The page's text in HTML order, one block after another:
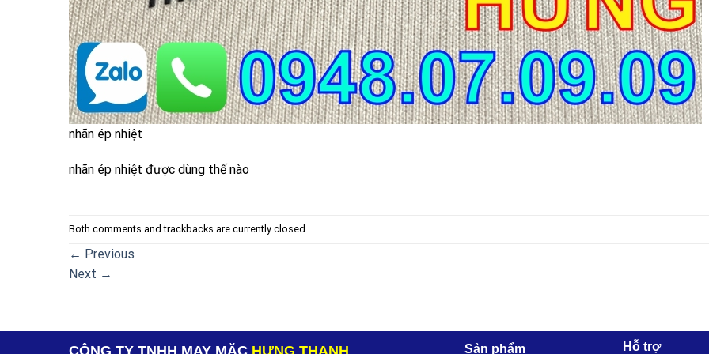
nhãn ép nhiệt
nhãn ép nhiệt được dùng thế nào
Both comments and trackbacks are currently closed.
← Previous
Next →
CÔNG TY TNHH MAY MẶC HƯNG THANH Sản phẩm Hỗ trợ